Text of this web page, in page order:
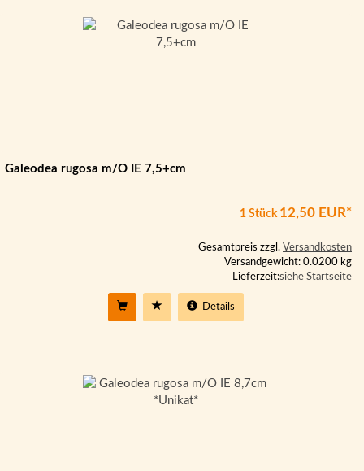
Galeodea rugosa m/O IE 7,5+cm
1 Stück 12,50 EUR*
Gesamtpreis zzgl. Versandkosten
Versandgewicht: 0.0200 kg
Lieferzeit:siehe Startseite
Details